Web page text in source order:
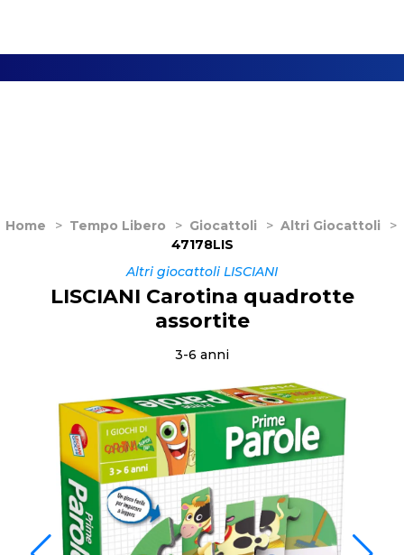
Home > Tempo Libero > Giocattoli > Altri Giocattoli
>
47178LIS
Altri giocattoli LISCIANI
LISCIANI Carotina quadrotte
assortite
3-6 anni